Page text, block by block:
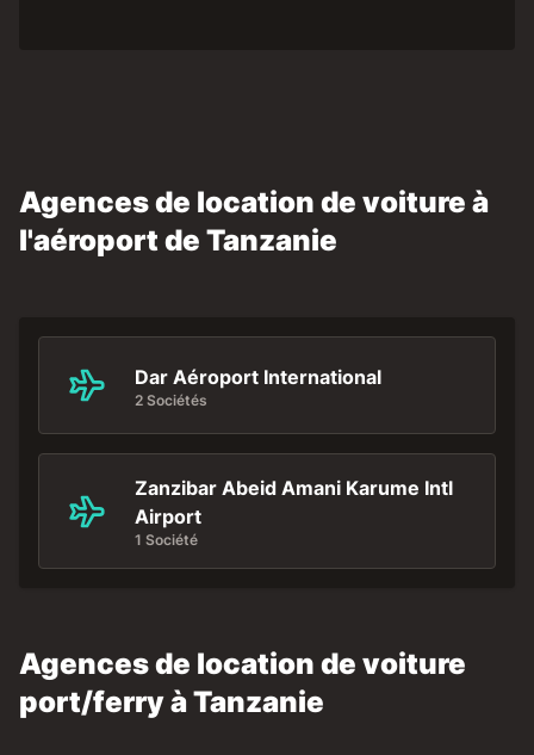
Agences de location de voiture à
l'aéroport de Tanzanie
Dar Aéroport International
2 Sociétés
Zanzibar Abeid Amani Karume Intl
Airport
1 Société
Agences de location de voiture
port/ferry à Tanzanie